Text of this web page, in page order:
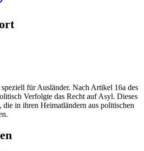
für Ausländer. Nach Artikel 16a des
Verfolgte das Recht auf Asyl. Dieses
die in ihren Heimatländern aus politischen